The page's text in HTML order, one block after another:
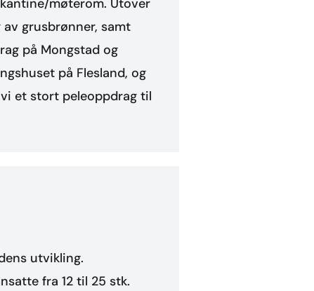
møterom. Utover
grusbrønner, samt
på Mongstad og
på Flesland, og
et stort peleoppdrag til
utvikling.
fra 12 til 25 stk.